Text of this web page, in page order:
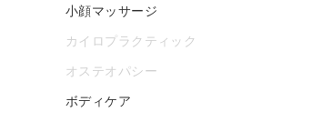
小顔マッサージ
カイロプラクティック
オステオパシー
ボディケア